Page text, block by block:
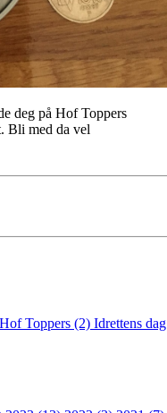
deg på Hof Toppers
Bli med da vel
Hof Toppers (2) Idrettens dag